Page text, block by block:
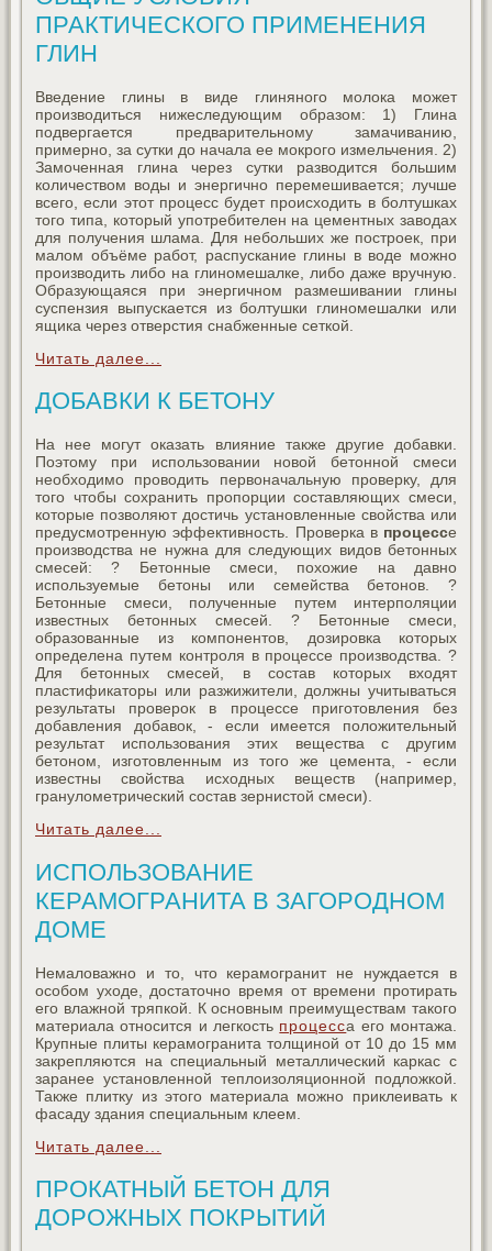
ПРАКТИЧЕСКОГО ПРИМЕНЕНИЯ
ГЛИН
Введение глины в виде глиняного молока может
производиться нижеследующим образом: 1) Глина
подвергается предварительному замачиванию,
примерно, за сутки до начала ее мокрого измельчения. 2)
Замоченная глина через сутки разводится большим
количеством воды и энергично перемешивается; лучше
всего, если этот процесс будет происходить в болтушках
того типа, который употребителен на цементных заводах
для получения шлама. Для небольших же построек, при
малом объёме работ, распускание глины в воде можно
производить либо на глиномешалке, либо даже вручную.
Образующаяся при энергичном размешивании глины
суспензия выпускается из болтушки глиномешалки или
ящика через отверстия снабженные сеткой.
Читать далее...
ДОБАВКИ К БЕТОНУ
На нее могут оказать влияние также другие добавки.
Поэтому при использовании новой бетонной смеси
необходимо проводить первоначальную проверку, для
того чтобы сохранить пропорции составляющих смеси,
которые позволяют достичь установленные свойства или
предусмотренную эффективность. Проверка в процессе
производства не нужна для следующих видов бетонных
смесей: ? Бетонные смеси, похожие на давно
используемые бетоны или семейства бетонов. ?
Бетонные смеси, полученные путем интерполяции
известных бетонных смесей. ? Бетонные смеси,
образованные из компонентов, дозировка которых
определена путем контроля в процессе производства. ?
Для бетонных смесей, в состав которых входят
пластификаторы или разжижители, должны учитываться
результаты проверок в процессе приготовления без
добавления добавок, - если имеется положительный
результат использования этих вещества с другим
бетоном, изготовленным из того же цемента, - если
известны свойства исходных веществ (например,
гранулометрический состав зернистой смеси).
Читать далее...
ИСПОЛЬЗОВАНИЕ
КЕРАМОГРАНИТА В ЗАГОРОДНОМ
ДОМЕ
Немаловажно и то, что керамогранит не нуждается в
особом уходе, достаточно время от времени протирать
его влажной тряпкой. К основным преимуществам такого
материала относится и легкость процесса его монтажа.
Крупные плиты керамогранита толщиной от 10 до 15 мм
закрепляются на специальный металлический каркас с
заранее установленной теплоизоляционной подложкой.
Также плитку из этого материала можно приклеивать к
фасаду здания специальным клеем.
Читать далее...
ПРОКАТНЫЙ БЕТОН ДЛЯ
ДОРОЖНЫХ ПОКРЫТИЙ